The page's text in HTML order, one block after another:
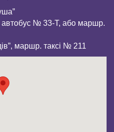
автобус № 33-Т, або маршр.
маршр. таксі № 211